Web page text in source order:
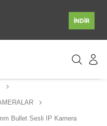
İNDİR
Bullet Sesli IP Kamera